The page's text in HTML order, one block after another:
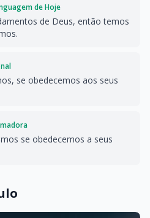
de Hoje
de Deus, então temos
se obedecemos aos seus
se obedecemos a seus